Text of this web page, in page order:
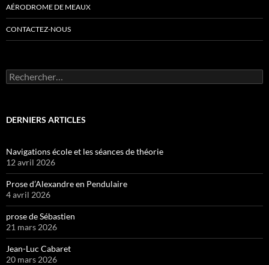
AÉRODROME DE MEAUX
CONTACTEZ-NOUS
Rechercher :
DERNIERS ARTICLES
Navigations école et les séances de théorie
12 avril 2026
Prose d’Alexandre en Pendulaire
4 avril 2026
prose de Sébastien
21 mars 2026
Jean-Luc Cabaret
20 mars 2026